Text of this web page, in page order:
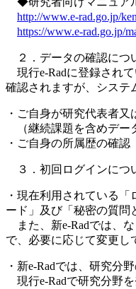
http://www.e-rad.go.jp/
https://www.e-rad.go.jp/
２．データの確認につ
現行e-Radに登録され
確認されますが、システ
・ご自身が研究代表者
（継続課題を含めデー
・ご自身の所属歴の確
３．初回ログインにつ
・現在利用されている
ード」及び「秘密の質問
また、新e-Radでは、
で、必要に応じて変更し
・新e-Radでは、研究分
現行e-Radで研究分野を